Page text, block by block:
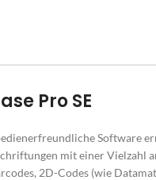
Pro SE
Software
mit einer Vielzahl
2D-Codes (wie